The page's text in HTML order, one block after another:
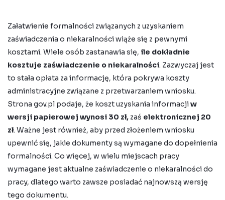
Załatwienie formalności związanych z uzyskaniem
zaświadczenia o niekaralności wiąże się z pewnymi
kosztami. Wiele osób zastanawia się, ile dokładnie
kosztuje zaświadczenie o niekaralności. Zazwyczaj jest
to stała opłata za informację, która pokrywa koszty
administracyjne związane z przetwarzaniem wniosku.
Strona gov.pl podaje, że koszt uzyskania informacjiw
wersji papierowej wynosi 30 zł, zaś elektronicznej 20
zł. Ważne jest również, aby przed złożeniem wniosku
upewnić się, jakie dokumenty są wymagane do dopełnienia
formalności. Co więcej, w wielu miejscach pracy
wymagane jestaktualne zaświadczenie o niekaralności do
pracy, dlatego warto zawsze posiadać najnowszą wersję
tego dokumentu.